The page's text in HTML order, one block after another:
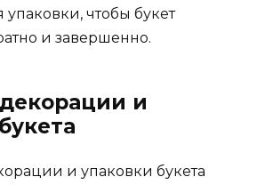
упаковки, чтобы букет
и завершенно.
и